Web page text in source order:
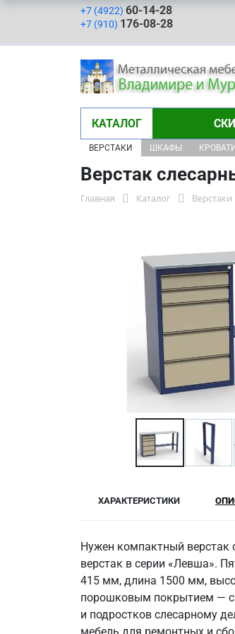
+7 (4922) 60-14-28
+7 (910) 176-08-28
КАТАЛОГ
ВЕРСТАКИ ШКАФЫ КРОВАТИ
Верстак
Главная Каталог Верстаки
ХАРАКТЕРИСТИКИ
Нужен компактный верстак
верстак в серии «Левша».
415 мм, длина 1500 мм,
порошковым покрытием —
и подростков слесарному